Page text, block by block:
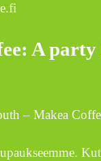
A
– Makea